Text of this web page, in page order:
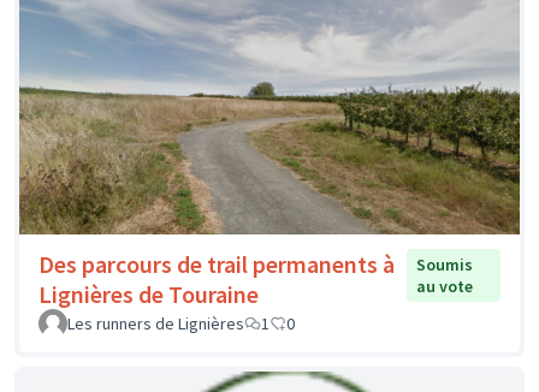
Des parcours de trail permanents à
Lignières de Touraine
Soumis
au vote
Les runners de Lignières
1 0